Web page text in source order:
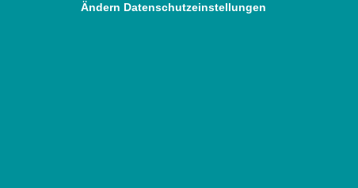
Ändern Datenschutzeinstellungen